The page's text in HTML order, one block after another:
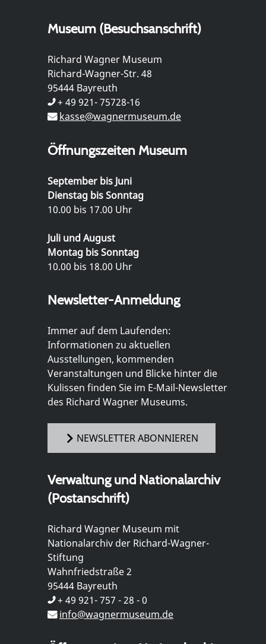
Museum (Besuchsanschrift)
Richard Wagner Museum
Richard-Wagner-Str. 48
95444 Bayreuth
+ 49 921- 75728-16
kasse@wagnermuseum.de
Öffnungszeiten Museum
September bis Juni
Dienstag bis Sonntag
10.00 bis 17.00 Uhr
Juli und August
Montag bis Sonntag
10.00 bis 18.00 Uhr
Newsletter-Anmeldung
Immer auf dem Laufenden:
Informationen zu aktuellen
Ausstellungen, kommenden
Veranstaltungen und Blicke hinter die
Kulissen finden Sie im E-Mail-Newsletter
des Richard Wagner Museums.
NEWSLETTER ABONNIEREN
Verwaltung und Nationalarchiv
(Postanschrift)
Richard Wagner Museum mit
Nationalarchiv der Richard-Wagner-
Stiftung
Wahnfriedstraße 2
95444 Bayreuth
+ 49 921- 757 - 28 - 0
info@wagnermuseum.de